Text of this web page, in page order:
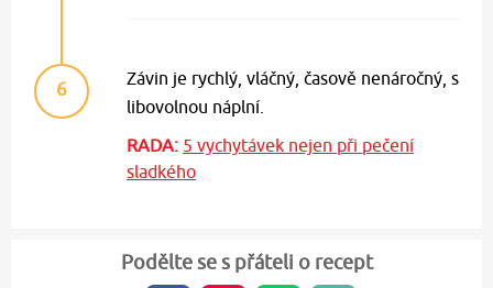
6
Závin je rychlý, vláčný, časově nenáročný, s
libovolnou náplní.
RADA: 5 vychytávek nejen při pečení
sladkého
Podělte se s přáteli o recept